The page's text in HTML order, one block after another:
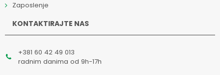
Zaposlenje
KONTAKTIRAJTE NAS
+381 60 42 49 013
radnim danima od 9h-17h